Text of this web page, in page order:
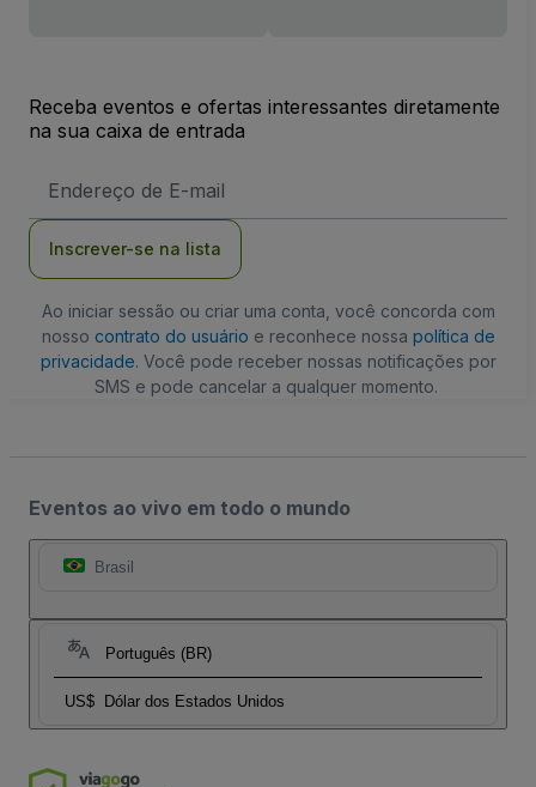
Receba eventos e ofertas interessantes diretamente
na sua caixa de entrada
de
Inscrever-se na lista
Ao iniciar sessão ou criar uma conta, você concorda com
nosso contrato do usuário e reconhece nossa política de
privacidade. Você pode receber nossas notificações por
SMS e pode cancelar a qualquer momento.
Eventos ao vivo em todo o mundo
Brasil
Português (BR)
US$ Dólar dos Estados Unidos